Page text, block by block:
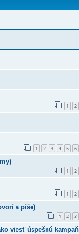
1 2
1 2 3 4 5 6
1 2
1 2
a píše)
1 2 3
viesť úspešnú kampaň